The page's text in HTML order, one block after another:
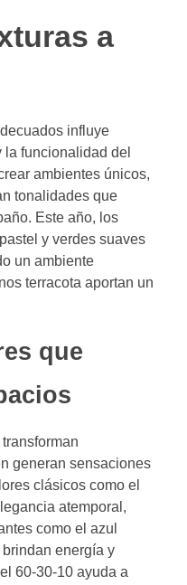
a
influye
funcionalidad del
ambientes únicos,
tonalidades que
Este año, los
y verdes suaves
un ambiente
terracota aportan un
que
generan sensaciones
clásicos como el
atemporal,
como el azul
energía y
60-30-10 ayuda a